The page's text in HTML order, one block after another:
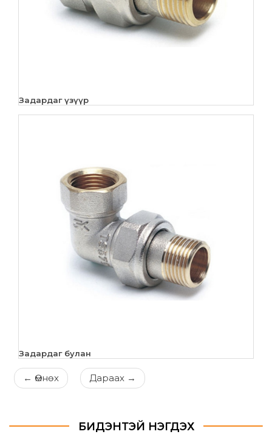
Задардаг үзүүр
Задардаг булан
← Өмнөх Дараах →
БИДЭНТЭЙ НЭГДЭХ